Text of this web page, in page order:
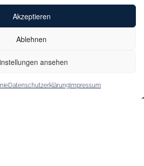
Akzeptieren
Ablehnen
ansehen
Datenschutzerklärung Impressum
SHOE OUTLET